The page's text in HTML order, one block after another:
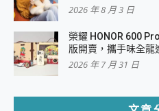
2026 年 8 月 3 日
榮耀 HONOR 600
版開賣，攜手味全龍
2026 年 7 月 31 日